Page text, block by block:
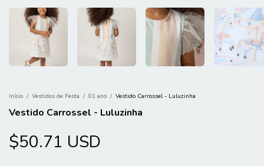
Início / Vestidos de Festa / 01 ano / Vestido Carrossel - Luluzinha
Vestido Carrossel - Luluzinha
$50.71 USD